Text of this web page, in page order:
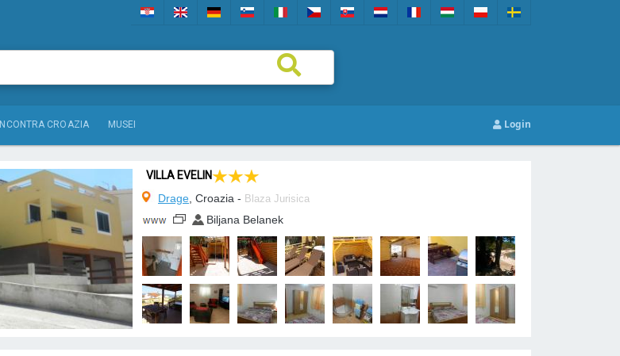
INCONTRA CROAZIA MUSEI Login
VILLA EVELIN
Drage , Croazia - Blaza Jurisica
Biljana Belanek